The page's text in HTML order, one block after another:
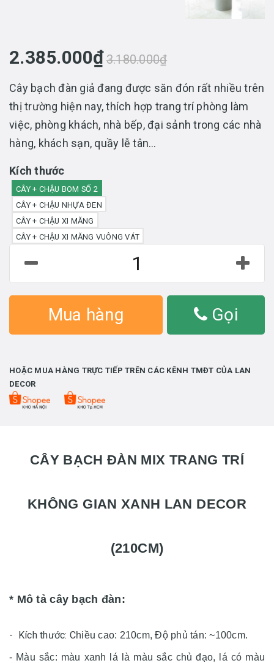
2.385.000₫3.180.000₫
Cây bạch đàn giả đang được săn đón rất nhiều trên
thị trường hiện nay, thích hợp trang trí phòng làm
việc, phòng khách, nhà bếp, đại sảnh trong các nhà
hàng, khách sạn, quầy lễ tân…
Kích thước
CÂY + CHẬU BOM SỐ 2
CÂY + CHẬU NHỰA ĐEN
CÂY + CHẬU XI MĂNG
CÂY + CHẬU XI MĂNG VUÔNG VÁT
Mua hàng Gọi
HOẶC MUA HÀNG TRỰC TIẾP TRÊN CÁC KÊNH TMĐT CỦA LAN
DECOR
CÂY BẠCH ĐÀN MIX TRANG TRÍ
KHÔNG GIAN XANH LAN DECOR
(210CM)
* Mô tả cây bạch đàn:
- Kích thước: Chiều cao: 210cm, Độ phủ tán: ~100cm.
- Màu sắc: màu xanh lá là màu sắc chủ đạo, lá có màu